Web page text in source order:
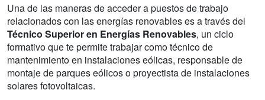
Una de las maneras de acceder a puestos de trabajo
relacionados con las energías renovables es a través del
Técnico Superior en Energías Renovables, un ciclo
formativo que te permite trabajar como técnico de
mantenimiento en instalaciones eólicas, responsable de
montaje de parques eólicos o proyectista de instalaciones
solares fotovoltaicas.